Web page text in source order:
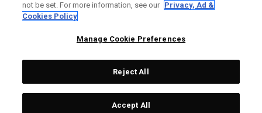
Topgolf Callaway Brands.
All rights reserved.
not be set. For more information, see our Privacy, Ad &
Cookies Policy
Manage Cookie Preferences
Reject All
Accept All